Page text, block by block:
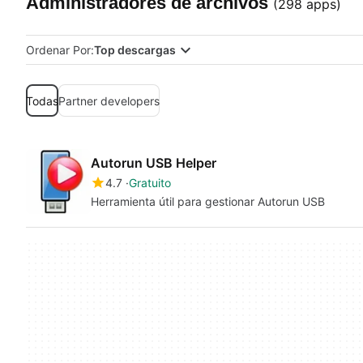
(298 apps)
Ordenar Por:Top descargas
TodasPartner developers
Autorun USB Helper
4.7 Gratuito
Herramienta útil para gestionar Autorun USB